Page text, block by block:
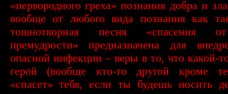
«первородного греха» познания добра и
вообще от любого вида познания как
тошнотворная песня «спасения
премудрости» предназначена для
опасной инфекции – веры в то, что какой-
герой (вообще кто-то другой кроме
«спасет» тебя, если ты будешь носить